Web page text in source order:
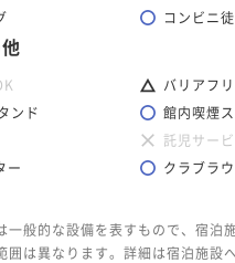
コンビニ
バリアフ
ンド
館内喫煙
託児サー
ー
クラブラ
一般的な設備を表すもので、宿泊
囲は異なります。詳細は宿泊施設